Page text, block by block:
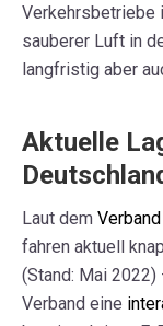
Verkehrsbetriebe
sauberer Luft in
langfristig aber
Aktuelle
Laut dem
fahren aktuell
(Stand: Mai
Verband eine